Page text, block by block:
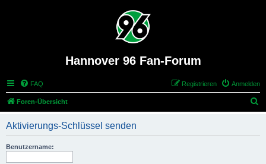
Hannover 96 Fan-Forum
FAQ Anmelden
Registrieren
Foren-Übersicht
Aktivierungs-Schlüssel senden
Benutzername: